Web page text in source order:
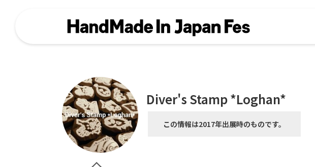
Diver's Stamp *Loghan*
この情報は2017年出展時のものです。